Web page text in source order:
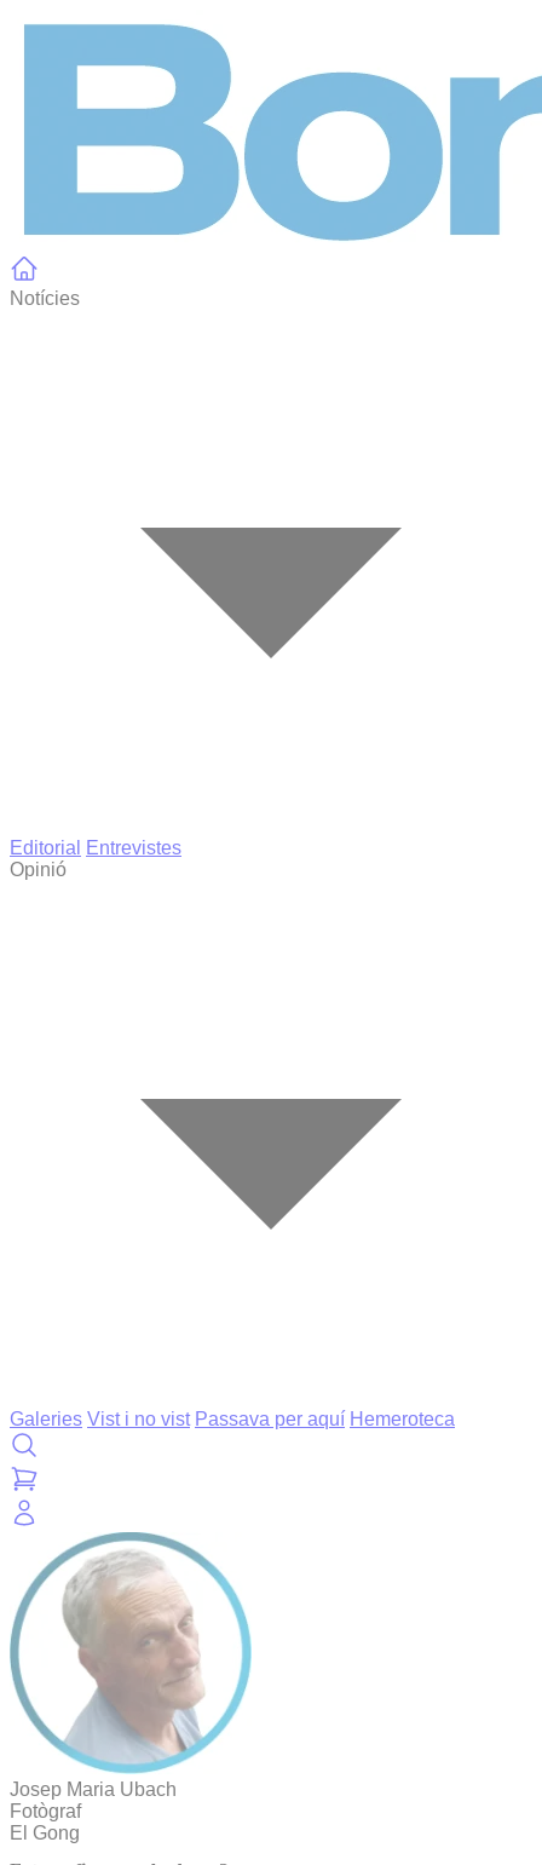
Notícies
Editorial
Entrevistes
Opinió
Galeries Vist i no vist Passava per aquí Hemeroteca
Josep Maria Ubach
Fotògraf
El Gong